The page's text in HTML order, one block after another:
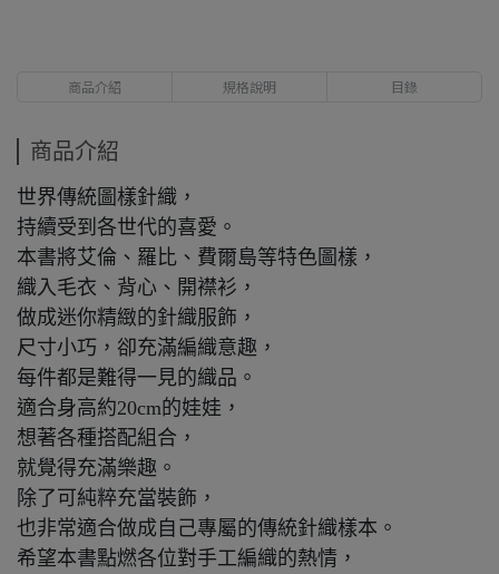
商品介紹 規格說明 目錄
商品介紹
世界傳統圖樣針織，
持續受到各世代的喜愛。
本書將艾倫、羅比、費爾島等特色圖樣，
織入毛衣、背心、開襟衫，
做成迷你精緻的針織服飾，
尺寸小巧，卻充滿編織意趣，
每件都是難得一見的織品。
適合身高約20cm的娃娃，
想著各種搭配組合，
就覺得充滿樂趣。
除了可純粹充當裝飾，
也非常適合做成自己專屬的傳統針織樣本。
希望本書點燃各位對手工編織的熱情，